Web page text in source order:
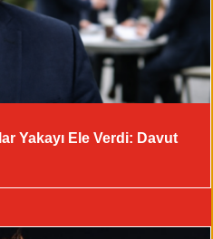
Yakayı Ele Verdi: Davut